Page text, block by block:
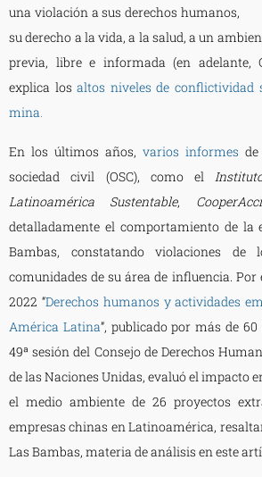
una violación a sus derechos
su derecho a la vida, a la salud, a un
previa, libre e informada (en adelante,
explica los altos niveles de conflictividad
mina.
En los últimos años, varios informes
sociedad civil (OSC), como el
Latinoamérica Sustentable,
detalladamente el comportamiento de la
Bambas, constatando violaciones de
comunidades de su área de influencia.
2022 “Derechos humanos y actividades
América Latina”, publicado por más de
49ª sesión del Consejo de Derechos
de las Naciones Unidas, evaluó el impacto
el medio ambiente de 26 proyectos
empresas chinas en Latinoamérica,
Las Bambas, materia de análisis en este